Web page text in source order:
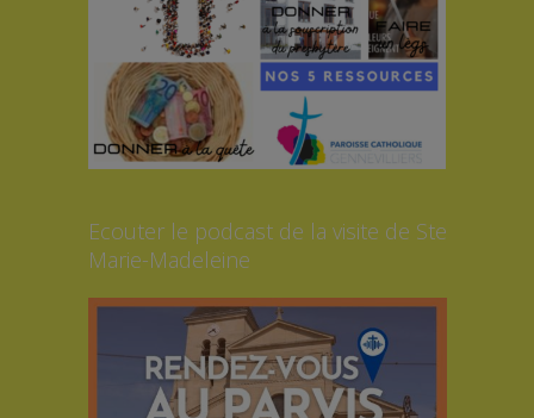
Ecouter le podcast de la visite de Ste
Marie-Madeleine